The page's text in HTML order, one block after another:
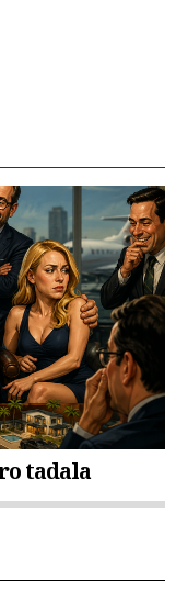
tadala